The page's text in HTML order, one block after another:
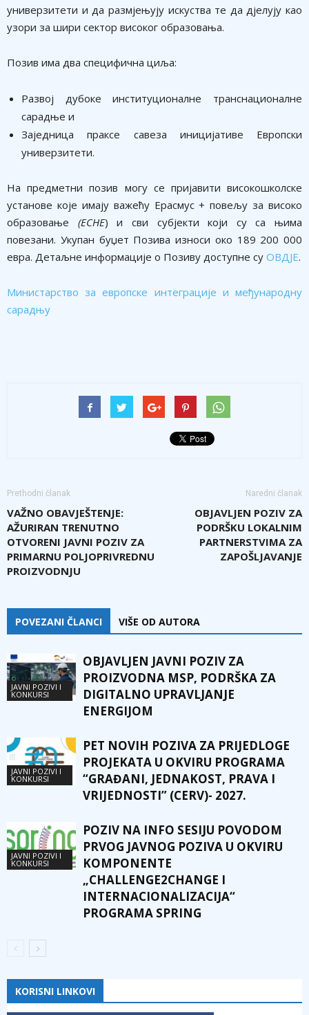
универзитети и да размјењују искуства те да дјелују као
узори за шири сектор високог образовања.
Позив има два специфична циља:
Развој дубоке институционалне транснационалне
сарадње и
Заједница праксе савеза иницијативе Европски
универзитети.
На предметни позив могу се пријавити високошколске
установе које имају важећу Ерасмус + повељу за високо
образовање (ECHE) и сви субјекти који су са њима
повезани. Укупан буџет Позива износи око 189 200 000
евра. Детаљне информације о Позиву доступне су ОВДЈЕ.
Министарство за европске интеграције и међународну
сарадњу
Prethodni članak
VAŽNO OBAVJEŠTENJE:
AŽURIRAN TRENUTNO
OTVORENI JAVNI POZIV ZA
PRIMARNU POLJOPRIVREDNU
PROIZVODNJU
Naredni članak
OBJAVLJEN POZIV ZA
PODRŠKU LOKALNIM
PARTNERSTVIMA ZA
ZAPOŠLJAVANJE
POVEZANI ČLANCI VIŠE OD AUTORA
JAVNI POZIVI I
KONKURSI
OBJAVLJEN JAVNI POZIV ZA
PROIZVODNA MSP, PODRŠKA ZA
DIGITALNO UPRAVLJANJE
ENERGIJOM
JAVNI POZIVI I
KONKURSI
PET NOVIH POZIVA ZA PRIJEDLOGE
PROJEKATA U OKVIRU PROGRAMA
“GRAĐANI, JEDNAKOST, PRAVA I
VRIJEDNOSTI” (CERV)- 2027.
JAVNI POZIVI I
KONKURSI
POZIV NA INFO SESIJU POVODOM
PRVOG JAVNOG POZIVA U OKVIRU
KOMPONENTE
„CHALLENGE2CHANGE I
INTERNACIONALIZACIJA“
PROGRAMA SPRING
KORISNI LINKOVI